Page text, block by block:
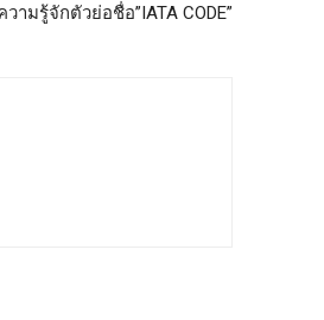
วามรู้จักตัวย่อชื่อ”IATA CODE”